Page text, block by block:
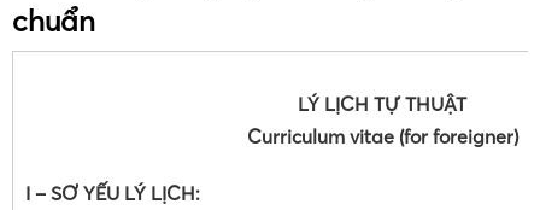
chuẩn
LÝ LỊCH TỰ THUẬT
Curriculum vitae (for foreigner)
I – SƠ YẾU LÝ LỊCH: